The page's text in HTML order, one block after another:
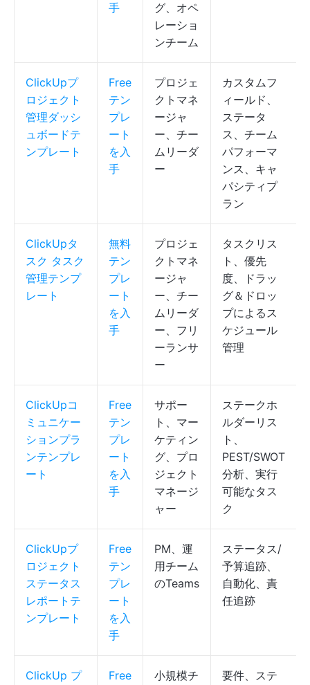
手
グ、オペ
レーショ
ンチーム
ClickUpプ
ロジェクト
管理ダッシ
ュボードテ
ンプレート
Free
テン
プレ
ート
を入
手
プロジェ
クトマネ
ージャ
ー、チー
ムリーダ
ー
カスタムフ
ィールド、
ステータ
ス、チーム
パフォーマ
ンス、キャ
パシティプ
ラン
ClickUpタ
スク タスク
管理テンプ
レート
無料
テン
プレ
ート
を入
手
プロジェ
クトマネ
ージャ
ー、チー
ムリーダ
ー、フリ
ーランサ
ー
タスクリス
ト、優先
度、ドラッ
グ＆ドロッ
プによるス
ケジュール
管理
ClickUpコ
ミュニケー
ションプラ
ンテンプレ
ート
Free
テン
プレ
ート
を入
手
サポー
ト、マー
ケティン
グ、プロ
ジェクト
マネージ
ャー
ステークホ
ルダーリス
ト、
PEST/SWOT
分析、実行
可能なタス
ク
ClickUpプ
ロジェクト
ステータス
レポートテ
ンプレート
Free
テン
プレ
ート
を入
手
PM、運
用チーム
のTeams
ステータス/
予算追跡、
自動化、責
任追跡
ClickUp プ
Free
小規模チ
要件、ステ